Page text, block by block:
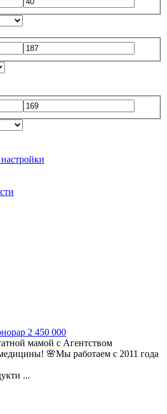
2 450 000
мамой с Агентством
🌸Мы работаем с 2011 года
...